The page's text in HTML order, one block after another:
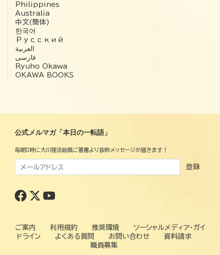
Philippines
Australia
中文(簡体)
한국어
Русский
العربية‏
فارسی
Ryuho Okawa
OKAWA BOOKS
公式メルマガ「本日の一転語」
毎朝8時に大川隆法総裁ご著書より抜粋メッセージが届きます！
登録
ご案内 利用規約 推奨環境
ソーシャルメディア・ガイ
ドライン
よくある質問 お問い合わせ
資料請求
職員募集